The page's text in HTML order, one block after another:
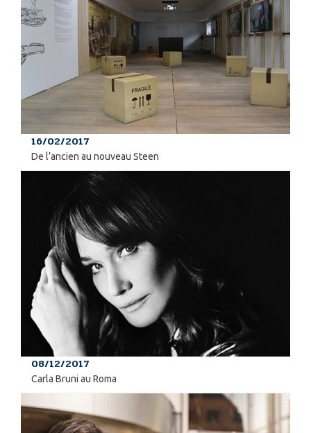
16/02/2017
De l’ancien au nouveau Steen
08/12/2017
Carla Bruni au Roma